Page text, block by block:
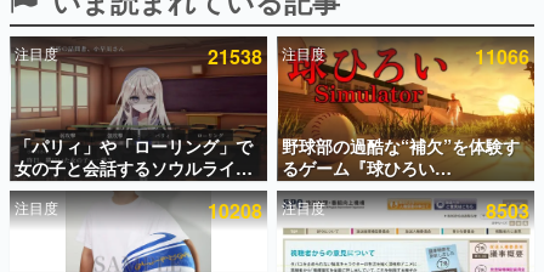
ピックアップ
電ファミのいま読まれている記事ランキング
アプリセール情報
インタビュー
連載・特集一覧
注目度 21538
「パリィ」や「ローリング」で
女の子と会話するソウルライク
恋愛ゲーム『小早川さんはソウ
ルライク』無料公開。返事に失
敗すると「YOU DIED」
注目度 11066
野球部の過酷な“補欠”を体験す
るゲーム『球ひろい
Simulator』が「1件」のウィッ
シュリストをもとにチェコ語に
対応しSNSで話題に。『キング
ダム・カム』開発元やチェコの
注目度 10208 注目度 8503